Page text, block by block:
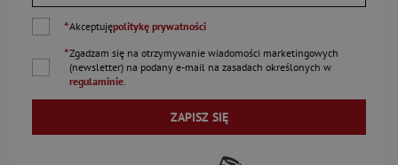
*Akceptujępolitykę prywatności
*Zgadzam się na otrzymywanie wiadomości marketingowych
(newsletter) na podany e-mail na zasadach określonych w
regulaminie.
ZAPISZ SIĘ